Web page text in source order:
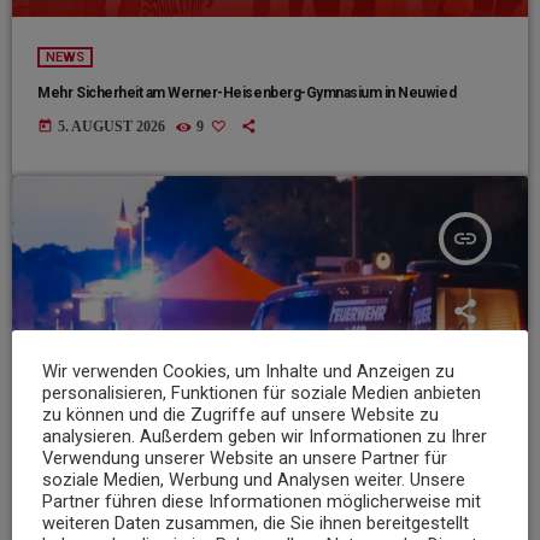
NEWS
Mehr Sicherheit am Werner-Heisenberg-Gymnasium in Neuwied
today 5. AUGUST 2026 9
insert_link
Wir verwenden Cookies, um Inhalte und Anzeigen zu
personalisieren, Funktionen für soziale Medien anbieten
zu können und die Zugriffe auf unsere Website zu
analysieren. Außerdem geben wir Informationen zu Ihrer
Verwendung unserer Website an unsere Partner für
soziale Medien, Werbung und Analysen weiter. Unsere
Partner führen diese Informationen möglicherweise mit
weiteren Daten zusammen, die Sie ihnen bereitgestellt